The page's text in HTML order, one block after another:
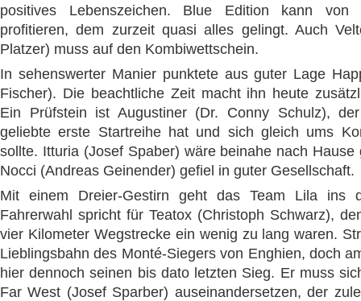
positives Lebenszeichen. Blue Edition kann von
profitieren, dem zurzeit quasi alles gelingt. Auch
Platzer) muss auf den Kombiwettschein.
In sehenswerter Manier punktete aus guter Lage
Fischer). Die beachtliche Zeit macht ihn heute
Ein Prüfstein ist Augustiner (Dr. Conny Schulz),
geliebte erste Startreihe hat und sich gleich ums
sollte. Itturia (Josef Spaber) wäre beinahe nach Hause
Nocci (Andreas Geinender) gefiel in guter Gesellschaft.
Mit einem Dreier-Gestirn geht das Team Lila ins
Fahrerwahl spricht für Teatox (Christoph Schwarz),
vier Kilometer Wegstrecke ein wenig zu lang waren.
Lieblingsbahn des Monté-Siegers von Enghien, doch
hier dennoch seinen bis dato letzten Sieg. Er muss
Far West (Josef Sparber) auseinandersetzen, der